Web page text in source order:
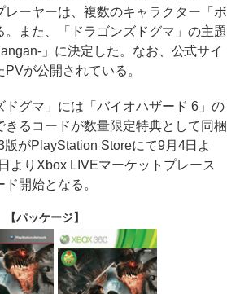
レーヤーは、複数のキャラクター「ボ
。また、「ドラゴンズドグマ」の主題
」に決定した。なお、公式サイ
が公開されている。
グマ」には「バイオハザード 6」の
るコードが数量限定特典として同梱
がPlayStation Storeにて9月4日よ
よりXbox LIVEマーケットプレース
開始となる。
【パッケージ】